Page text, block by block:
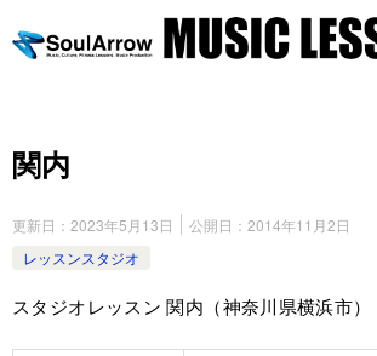
関内
更新日： 2023年5月13日 公開日： 2014年11月2日
レッスンスタジオ
スタジオレッスン 関内（神奈川県横浜市）